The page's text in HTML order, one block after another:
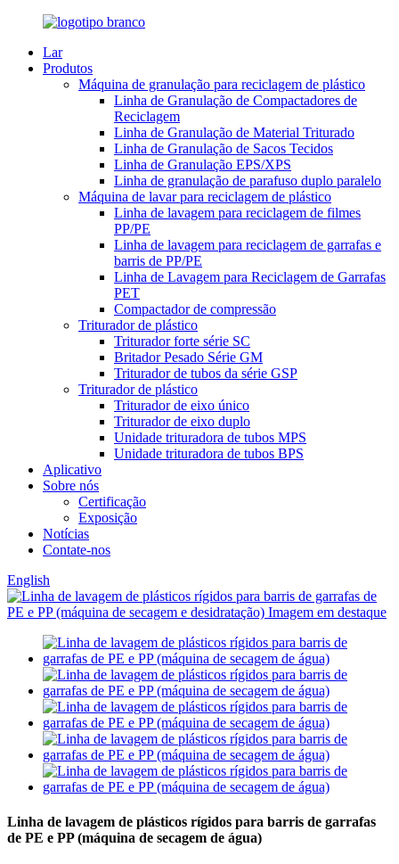
Lar
Produtos
Máquina de granulação para reciclagem de plástico
Linha de Granulação de Compactadores de
Reciclagem
Linha de Granulação de Material Triturado
Linha de Granulação de Sacos Tecidos
Linha de Granulação EPS/XPS
Linha de granulação de parafuso duplo paralelo
Máquina de lavar para reciclagem de plástico
Linha de lavagem para reciclagem de filmes
PP/PE
Linha de lavagem para reciclagem de garrafas e
barris de PP/PE
Linha de Lavagem para Reciclagem de Garrafas
PET
Compactador de compressão
Triturador de plástico
Triturador forte série SC
Britador Pesado Série GM
Triturador de tubos da série GSP
Triturador de plástico
Triturador de eixo único
Triturador de eixo duplo
Unidade trituradora de tubos MPS
Unidade trituradora de tubos BPS
Aplicativo
Sobre nós
Certificação
Exposição
Notícias
Contate-nos
English
Linha de lavagem de plásticos rígidos para barris de garrafas
de PE e PP (máquina de secagem de água)